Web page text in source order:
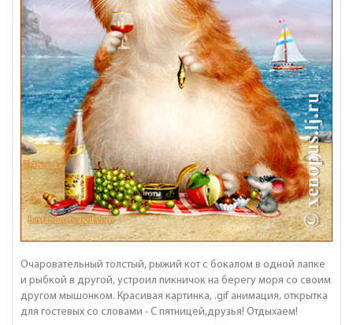
Очаровательный толстый, рыжий кот с бокалом в одной лапке
и рыбкой в другой, устроил пикничок на берегу моря со своим
другом мышонком. Красивая картинка, .gif анимация, открытка
для гостевых со словами - С пятницей,друзья! Отдыхаем!